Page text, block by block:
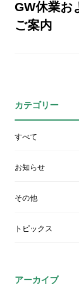
GW休業お
ご案内
カテゴリー
すべて
お知らせ
その他
トピックス
アーカイブ